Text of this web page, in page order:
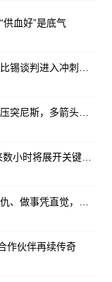
血好”是底气
作伙伴再续传奇